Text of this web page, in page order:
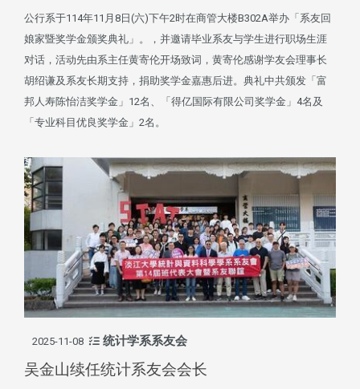
公行系于114年11月8日(六)下午2时在商管大楼B302A举办「系友回
娘家暨奖学金颁奖典礼」。，并邀请毕业系友与学生进行职场生涯
对话，活动先由系主任黄寄伦开场致词，黄寄伦感谢学友会理事长
胡绍谦及系友长期支持，捐助奖学金嘉惠后进。典礼中共颁发「富
邦人寿陈怡洁奖学金」12名、「得亿国际有限公司奖学金」4名及
「专业科目优良奖学金」2名。
2025-11-08 统计学系系友会
吴金山续任统计系友会会长